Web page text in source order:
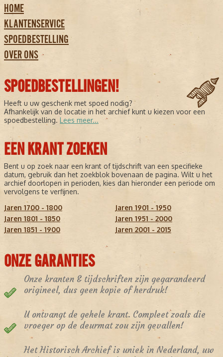
HOME
KLANTENSERVICE
SPOEDBESTELLING
OVER ONS
SPOEDBESTELLINGEN!
Heeft u uw geschenk met spoed nodig?
Afhankelijk van de locatie in het archief kunt u kiezen voor een
spoedbestelling. Lees meer...
EEN KRANT ZOEKEN
Bent u op zoek naar een krant of tijdschrift van een specifieke
datum, gebruik dan het zoekblok bovenaan de pagina. Wilt u het
archief doorlopen in perioden, kies dan hieronder een periode om
vervolgens te verfijnen.
Jaren 1700 - 1800
Jaren 1801 - 1850
Jaren 1851 - 1900
Jaren 1901 - 1950
Jaren 1951 - 2000
Jaren 2001 - 2015
ONZE GARANTIES
Onze kranten & tijdschriften zijn gegarandeerd
origineel, dus geen kopie of herdruk!
U ontvangt de gehele krant. Compleet zoals die
vroeger op de deurmat zou zijn gevallen!
Het Historisch Archief is uniek in Nederland, uw